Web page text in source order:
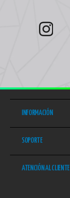
INFORMACIÓN
SOPORTE
ATENCIÓN AL CLIENTE